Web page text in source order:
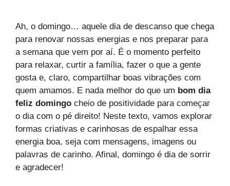
Ah, o domingo… aquele dia de descanso que chega
para renovar nossas energias e nos preparar para
a semana que vem por aí. É o momento perfeito
para relaxar, curtir a família, fazer o que a gente
gosta e, claro, compartilhar boas vibrações com
quem amamos. E nada melhor do que um bom dia
feliz domingo cheio de positividade para começar
o dia com o pé direito! Neste texto, vamos explorar
formas criativas e carinhosas de espalhar essa
energia boa, seja com mensagens, imagens ou
palavras de carinho. Afinal, domingo é dia de sorrir
e agradecer!